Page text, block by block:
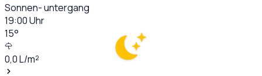
Sonnen- untergang
19:00Uhr
15°
0,0L/m²